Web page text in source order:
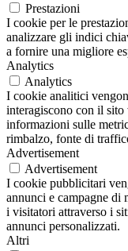
Prestazioni
I cookie per le
analizzare gli indici
a fornire una migliore
Analytics
Analytics
I cookie analitici
interagiscono con il
informazioni sulle
rimbalzo, fonte di
Advertisement
Advertisement
I cookie pubblicitari
annunci e campagne di
i visitatori attraverso i
annunci personalizzati.
Altri